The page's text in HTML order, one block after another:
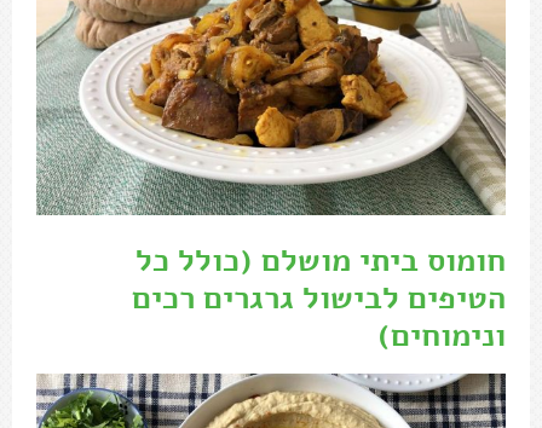
חומוס ביתי מושלם (כולל כל
הטיפים לבישול גרגרים רכים
ונימוחים)